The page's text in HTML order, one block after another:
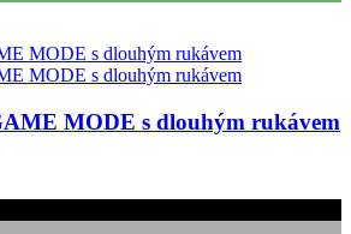
MODE s dlouhým rukávem